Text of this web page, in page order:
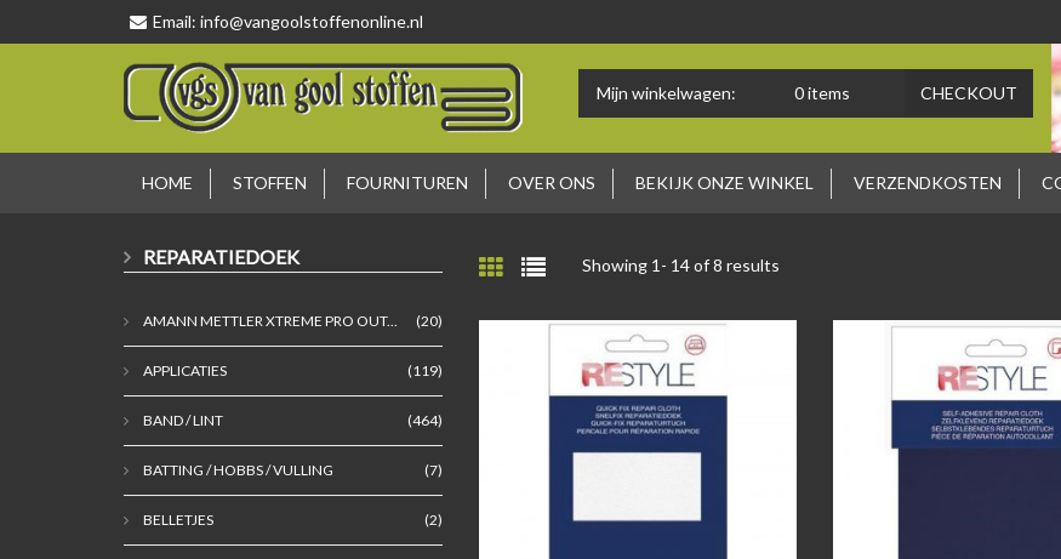
Email: info@vangoolstoffenonline.nl
Mijn winkelwagen: 0items CHECKOUT
HOME STOFFEN FOURNITUREN OVER ONS BEKIJK ONZE WINKEL VERZENDKOSTEN
REPARATIEDOEK
AMANN METTLER XTREME PRO OUT... (20)
APPLICATIES (119)
BAND / LINT (464)
BATTING / HOBBS / VULLING (7)
BELLETJES (2)
Showing 1- 14of 8 results